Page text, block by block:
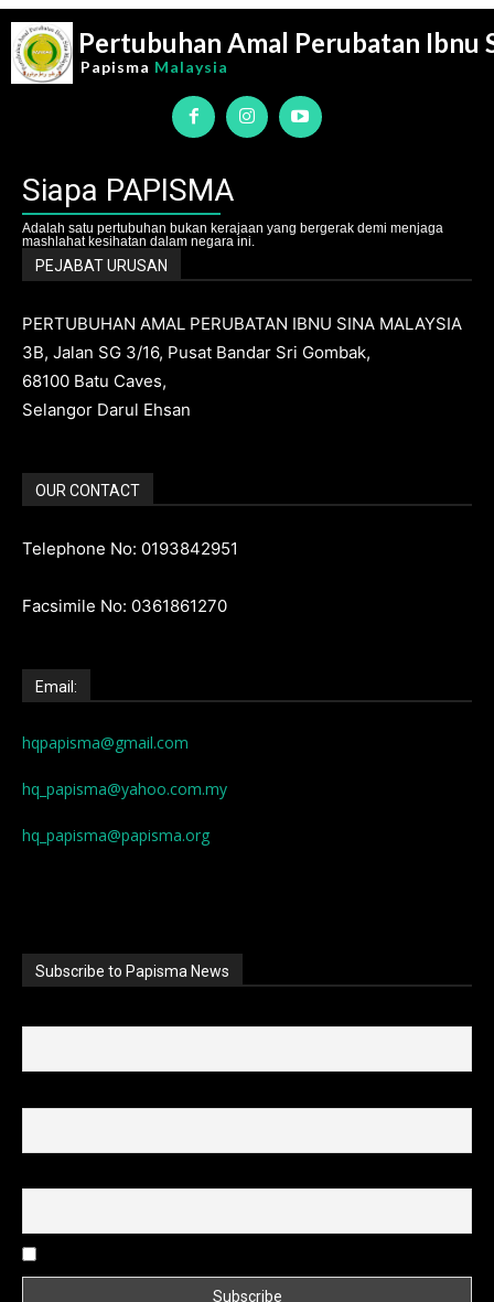
Pertubuhan Amal Perubatan Ibnu
Papisma Malaysia
Siapa PAPISMA
Adalah satu pertubuhan bukan kerajaan yang bergerak demi menjaga
mashlahat kesihatan dalam negara ini.
PEJABAT URUSAN
PERTUBUHAN AMAL PERUBATAN IBNU SINA MALAYSIA
3B, Jalan SG 3/16, Pusat Bandar Sri Gombak,
68100 Batu Caves,
Selangor Darul Ehsan
OUR CONTACT
Telephone No: 0193842951
Facsimile No: 0361861270
Email:
hqpapisma@gmail.com
hq_papisma@yahoo.com.my
hq_papisma@papisma.org
Subscribe to Papisma News